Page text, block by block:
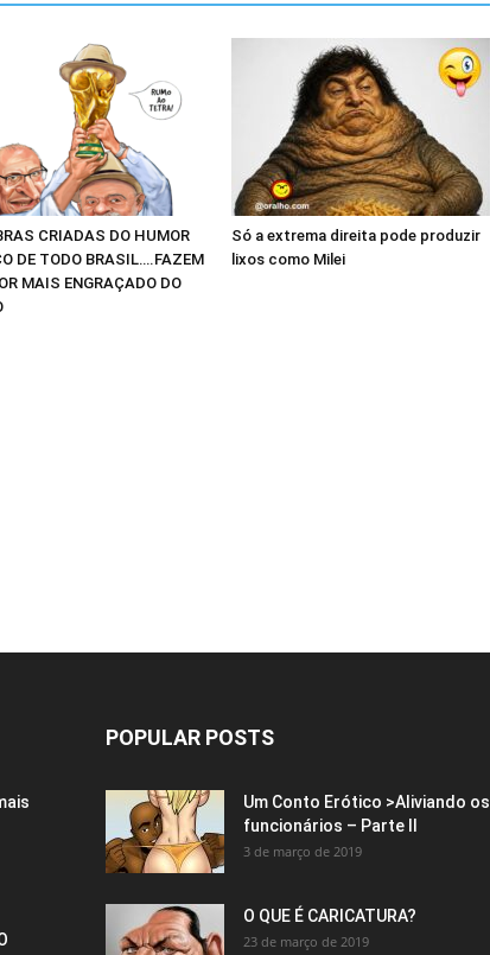
CRIADAS DO HUMOR
DE TODO BRASIL….FAZEM
MAIS ENGRAÇADO DO
Só a extrema direita pode produzir
lixos como Milei
POPULAR POSTS
Um Conto Erótico >Aliviando os
funcionários – Parte II
3 de março de 2019
O QUE É CARICATURA?
23 de março de 2019